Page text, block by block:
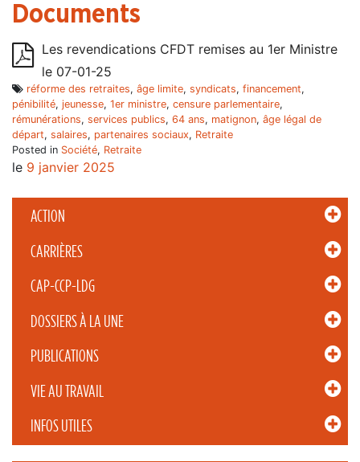
ACTION
CARRIÈRES
CAP-CCP-LDG
DOSSIERS À LA UNE
PUBLICATIONS
VIE AU TRAVAIL
INFOS UTILES
Documents
Les revendications CFDT remises au 1er Ministre
le 07-01-25
réforme des retraites, âge limite, syndicats, financement,
pénibilité, jeunesse, 1er ministre, censure parlementaire,
rémunérations, services publics, 64 ans, matignon, âge légal de
départ, salaires, partenaires sociaux, Retraite
Posted in Société, Retraite
le 9 janvier 2025